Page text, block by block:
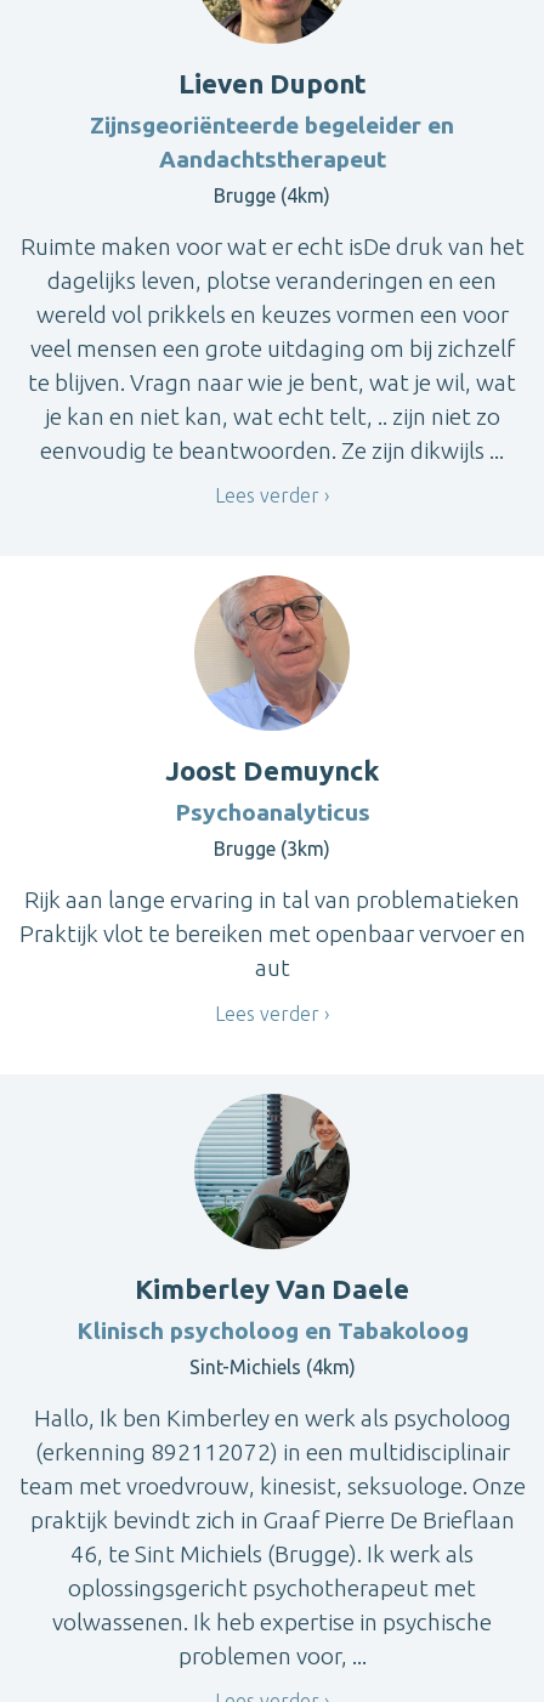
Lieven Dupont
Zijnsgeoriënteerde begeleider en
Aandachtstherapeut
Brugge (4km)
Ruimte maken voor wat er echt isDe druk van het
dagelijks leven, plotse veranderingen en een
wereld vol prikkels en keuzes vormen een voor
veel mensen een grote uitdaging om bij zichzelf
te blijven. Vragn naar wie je bent, wat je wil, wat
je kan en niet kan, wat echt telt, .. zijn niet zo
eenvoudig te beantwoorden. Ze zijn dikwijls ...
Lees verder
Joost Demuynck
Psychoanalyticus
Brugge (3km)
Rijk aan lange ervaring in tal van problematieken
Praktijk vlot te bereiken met openbaar vervoer en
aut
Lees verder
Kimberley Van Daele
Klinisch psycholoog en Tabakoloog
Sint-Michiels (4km)
Hallo, Ik ben Kimberley en werk als psycholoog
(erkenning 892112072) in een multidisciplinair
team met vroedvrouw, kinesist, seksuologe. Onze
praktijk bevindt zich in Graaf Pierre De Brieflaan
46, te Sint Michiels (Brugge). Ik werk als
oplossingsgericht psychotherapeut met
volwassenen. Ik heb expertise in psychische
problemen voor, ...